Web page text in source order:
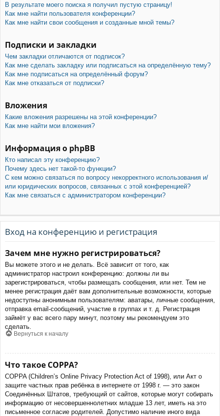
В результате моего поиска я получил пустую страницу!
Как мне найти пользователя конференции?
Как мне найти свои сообщения и созданные мной темы?
Подписки и закладки
Чем закладки отличаются от подписок?
Как мне сделать закладку или подписаться на определённую тему?
Как мне подписаться на определённый форум?
Как мне отказаться от подписки?
Вложения
Какие вложения разрешены на этой конференции?
Как мне найти мои вложения?
Информация о phpBB
Кто написал эту конференцию?
Почему здесь нет такой-то функции?
С кем можно связаться по вопросу некорректного использования и/
или юридических вопросов, связанных с этой конференцией?
Как мне связаться с администратором конференции?
Вход на конференцию и регистрация
Зачем мне нужно регистрироваться?
Вы можете этого и не делать. Всё зависит от того, как
администратор настроил конференцию: должны ли вы
зарегистрироваться, чтобы размещать сообщения, или нет. Тем не
менее регистрация даёт вам дополнительные возможности, которые
недоступны анонимным пользователям: аватары, личные сообщения,
отправка email-сообщений, участие в группах и т. д. Регистрация
займёт у вас всего пару минут, поэтому мы рекомендуем это
сделать.
Вернуться к началу
Что такое COPPA?
COPPA (Children’s Online Privacy Protection Act of 1998), или Акт о
защите частных прав ребёнка в интернете от 1998 г. — это закон
Соединённых Штатов, требующий от сайтов, которые могут собирать
информацию от несовершеннолетних младше 13 лет, иметь на это
письменное согласие родителей. Допустимо наличие иного вида